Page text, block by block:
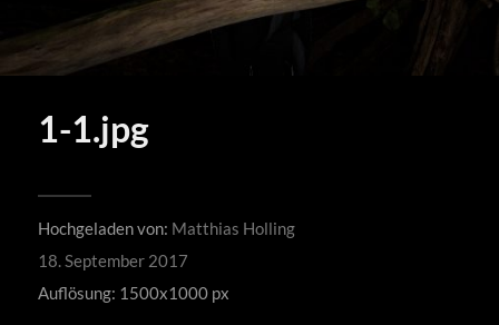
1-1.jpg
Hochgeladen von: Matthias Holling
18. September 2017
Auflösung: 1500x1000 px